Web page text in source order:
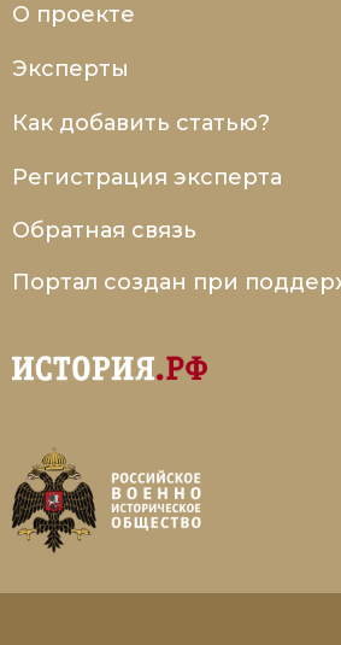
О проекте
Эксперты
Как добавить статью?
Регистрация эксперта
Обратная связь
Портал создан при